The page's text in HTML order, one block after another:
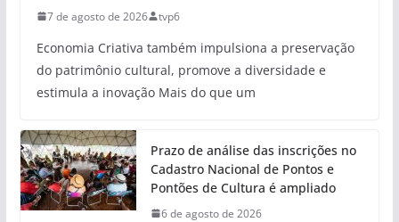
7 de agosto de 2026 tvp6
Economia Criativa também impulsiona a preservação
do patrimônio cultural, promove a diversidade e
estimula a inovação Mais do que um
Prazo de análise das inscrições no
Cadastro Nacional de Pontos e
Pontões de Cultura é ampliado
6 de agosto de 2026